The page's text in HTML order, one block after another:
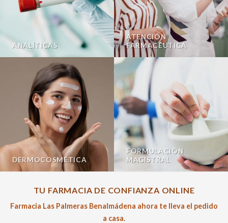
ANALÍTICAS
ATENCIÓN
FARMACÉUTICA
DERMOCOSMÉTICA
FORMULACIÓN
MAGISTRAL
TU FARMACIA DE CONFIANZA ONLINE
Farmacia Las Palmeras Benalmádena ahora te lleva el pedido
a casa.